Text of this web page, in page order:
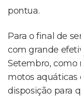
pontua.
Para o final de
com grande
Setembro, como
motos aquáticas
disposição para